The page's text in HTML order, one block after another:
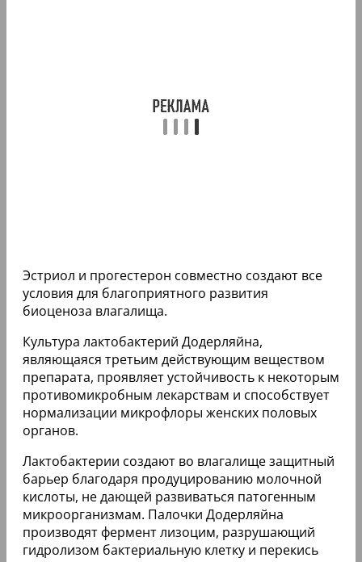
Эстриол и прогестерон совместно создают все
условия для благоприятного развития
биоценоза влагалища.
Культура лактобактерий Додерляйна,
являющаяся третьим действующим веществом
препарата, проявляет устойчивость к некоторым
противомикробным лекарствам и способствует
нормализации микрофлоры женских половых
органов.
Лактобактерии создают во влагалище защитный
барьер благодаря продуцированию молочной
кислоты, не дающей развиваться патогенным
микроорганизмам. Палочки Додерляйна
производят фермент лизоцим, разрушающий
гидролизом бактериальную клетку и перекись